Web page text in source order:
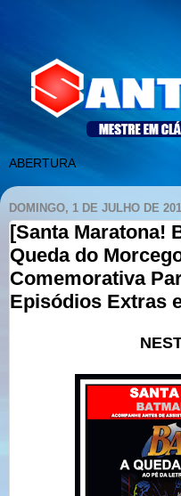
DOMINGO, 1 DE JULHO DE
[Santa Maratona!
Queda do
Comemorativa
Episódios Extras